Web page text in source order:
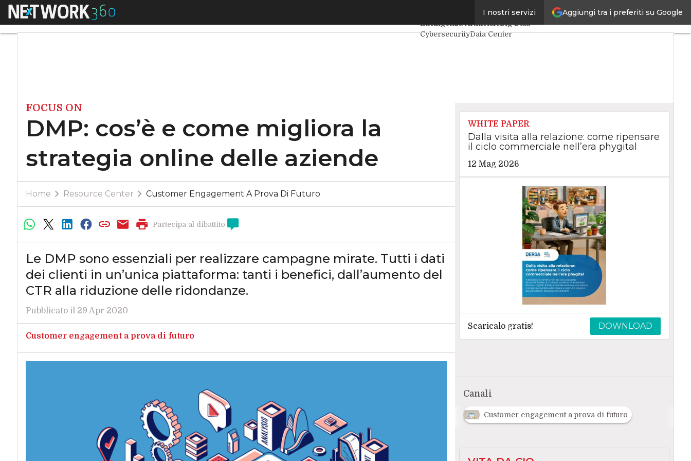
Aggiungi tra i preferiti su Google
I nostri servizi
Menu
Intelligenza ArtificialeBig Data
CybersecurityData Center
FOCUS ON
DMP: cos’è e come migliora la
strategia online delle aziende
Home Resource Center Customer Engagement A Prova Di Futuro
Partecipa al dibattito
Le DMP sono essenziali per realizzare campagne mirate. Tutti i dati
dei clienti in un’unica piattaforma: tanti i benefici, dall’aumento del
CTR alla riduzione delle ridondanze.
Pubblicato il 29 Apr 2020
Customer engagement a prova di futuro
WHITE PAPER
Dalla visita alla relazione: come ripensare
il ciclo commerciale nell’era phygital
12 Mag 2026
Scaricalo gratis! DOWNLOAD
Canali
Customer engagement a prova di futuro